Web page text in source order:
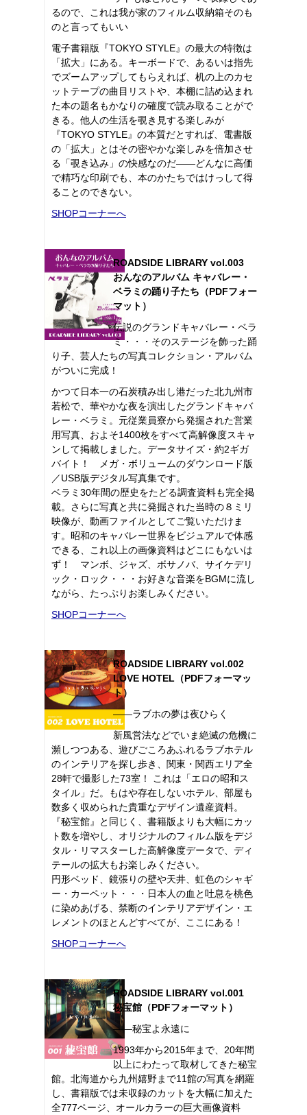
るので、これは我が家のフィルム収納箱そのも
のと言ってもいい
電子書籍版『TOKYO STYLE』の最大の特徴は
「拡大」にある。キーボードで、あるいは指先
でズームアップしてもらえれば、机の上のカセ
ットテープの曲目リストや、本棚に詰め込まれ
た本の題名もかなりの確度で読み取ることがで
きる。他人の生活を覗き見する楽しみが
『TOKYO STYLE』の本質だとすれば、電書版
の「拡大」とはその密やかな楽しみを倍加させ
る「覗き込み」の快感なのだ――どんなに高価
で精巧な印刷でも、本のかたちではけっして得
ることのできない。
SHOPコーナーへ
ROADSIDE LIBRARY vol.003
おんなのアルバム キャバレー・
ベラミの踊り子たち（PDFフォー
マット）
伝説のグランドキャバレー・ベラ
ミ・・・そのステージを飾った踊
り子、芸人たちの写真コレクション・アルバム
がついに完成！
かつて日本一の石炭積み出し港だった北九州市
若松で、華やかな夜を演出したグランドキャバ
レー・ベラミ。元従業員寮から発掘された営業
用写真、およそ1400枚をすべて高解像度スキャ
ンして掲載しました。データサイズ・約2ギガ
バイト！ メガ・ボリュームのダウンロード版
／USB版デジタル写真集です。
ベラミ30年間の歴史をたどる調査資料も完全掲
載。さらに写真と共に発掘された当時の８ミリ
映像が、動画ファイルとしてご覧いただけま
す。昭和のキャバレー世界をビジュアルで体感
できる、これ以上の画像資料はどこにもないは
ず！ マンボ、ジャズ、ボサノバ、サイケデリ
ック・ロック・・・お好きな音楽をBGMに流し
ながら、たっぷりお楽しみください。
SHOPコーナーへ
ROADSIDE LIBRARY vol.002
LOVE HOTEL（PDFフォーマッ
ト）
――ラブホの夢は夜ひらく
新風営法などでいま絶滅の危機に
瀕しつつある、遊びごころあふれるラブホテル
のインテリアを探し歩き、関東・関西エリア全
28軒で撮影した73室！ これは「エロの昭和ス
タイル」だ。もはや存在しないホテル、部屋も
数多く収められた貴重なデザイン遺産資料。
『秘宝館』と同じく、書籍版よりも大幅にカッ
ト数を増やし、オリジナルのフィルム版をデジ
タル・リマスターした高解像度データで、ディ
テールの拡大もお楽しみください。
円形ベッド、鏡張りの壁や天井、虹色のシャギ
ー・カーペット・・・日本人の血と吐息を桃色
に染めあげる、禁断のインテリアデザイン・エ
レメントのほとんどすべてが、ここにある！
SHOPコーナーへ
ROADSIDE LIBRARY vol.001
秘宝館（PDFフォーマット）
――秘宝よ永遠に
1993年から2015年まで、20年間
以上にわたって取材してきた秘宝
館。北海道から九州嬉野まで11館の写真を網羅
し、書籍版では未収録のカットを大幅に加えた
全777ページ、オールカラーの巨大画像資料